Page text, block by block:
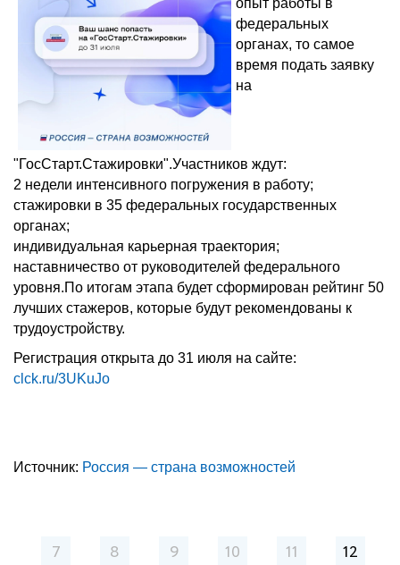
опыт работы в
федеральных
органах, то самое
время подать заявку
на
"ГосСтарт.Стажировки".Участников ждут:
2 недели интенсивного погружения в работу;
стажировки в 35 федеральных государственных
органах;
индивидуальная карьерная траектория;
наставничество от руководителей федерального
уровня.По итогам этапа будет сформирован рейтинг 50
лучших стажеров, которые будут рекомендованы к
трудоустройству.
Регистрация открыта до 31 июля на сайте:
clck.ru/3UKuJo
Источник: Россия — страна возможностей
7 8 9 10 11
12